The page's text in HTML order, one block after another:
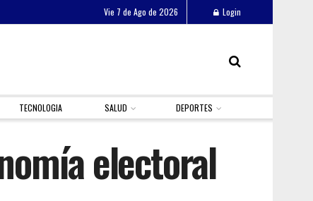
Vie 7 de Ago de 2026 Login
TECNOLOGIA SALUD DEPORTES
electoral